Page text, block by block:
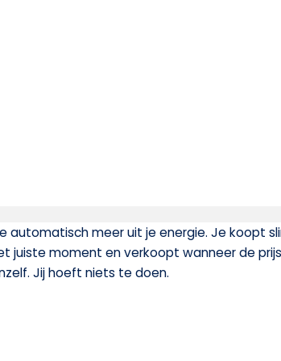
automatisch meer uit je energie. Je koopt
juiste moment en verkoopt wanneer de
Jij hoeft niets te doen.